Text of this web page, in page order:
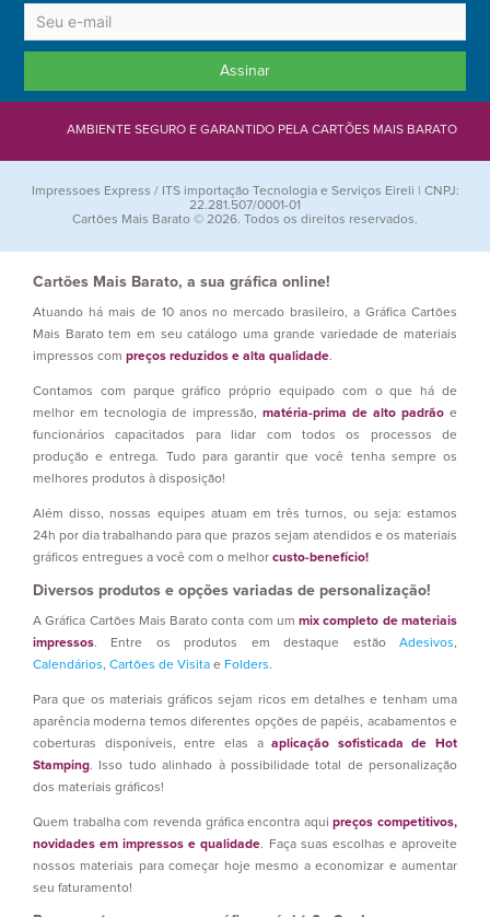
Assinar
AMBIENTE SEGURO E GARANTIDO PELA CARTÕES MAIS BARATO
Impressoes Express / ITS importação Tecnologia e Serviços Eireli | CNPJ:
22.281.507/0001-01
Cartões Mais Barato © 2026. Todos os direitos reservados.
Cartões Mais Barato, a sua gráfica online!
Atuando há mais de 10 anos no mercado brasileiro, a Gráfica Cartões
Mais Barato tem em seu catálogo uma grande variedade de materiais
impressos com preços reduzidos e alta qualidade.
Contamos com parque gráfico próprio equipado com o que há de
melhor em tecnologia de impressão, matéria-prima de alto padrão e
funcionários capacitados para lidar com todos os processos de
produção e entrega. Tudo para garantir que você tenha sempre os
melhores produtos à disposição!
Além disso, nossas equipes atuam em três turnos, ou seja: estamos
24h por dia trabalhando para que prazos sejam atendidos e os materiais
gráficos entregues a você com o melhor custo-benefício!
Diversos produtos e opções variadas de personalização!
A Gráfica Cartões Mais Barato conta com ummix completo de materiais
impressos. Entre os produtos em destaque estão Adesivos,
Calendários, Cartões de Visita e Folders.
Para que os materiais gráficos sejam ricos em detalhes e tenham uma
aparência moderna temos diferentes opções de papéis, acabamentos e
coberturas disponíveis, entre elas aaplicação sofisticada de Hot
Stamping. Isso tudo alinhado à possibilidade total de personalização
dos materiais gráficos!
Quem trabalha com revenda gráfica encontra aquipreços competitivos,
novidades em impressos e qualidade. Faça suas escolhas e aproveite
nossos materiais para começar hoje mesmo a economizar e aumentar
seu faturamento!